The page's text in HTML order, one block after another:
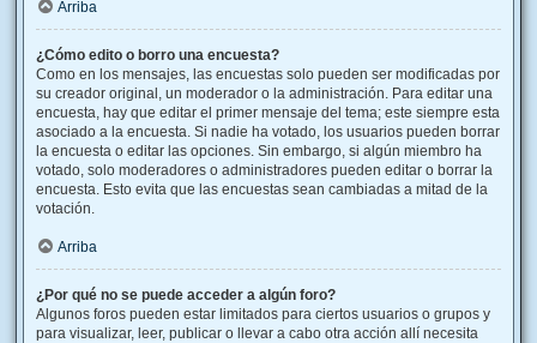
Arriba
¿Cómo edito o borro una encuesta?
Como en los mensajes, las encuestas solo pueden ser modificadas por
su creador original, un moderador o la administración. Para editar una
encuesta, hay que editar el primer mensaje del tema; este siempre esta
asociado a la encuesta. Si nadie ha votado, los usuarios pueden borrar
la encuesta o editar las opciones. Sin embargo, si algún miembro ha
votado, solo moderadores o administradores pueden editar o borrar la
encuesta. Esto evita que las encuestas sean cambiadas a mitad de la
votación.
Arriba
¿Por qué no se puede acceder a algún foro?
Algunos foros pueden estar limitados para ciertos usuarios o grupos y
para visualizar, leer, publicar o llevar a cabo otra acción allí necesita